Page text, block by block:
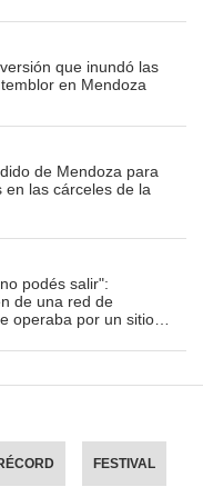
que inundó las
en Mendoza
de Mendoza para
en las cárceles de la
podés salir":
de una red de
operaba por un sitio
FESTIVAL